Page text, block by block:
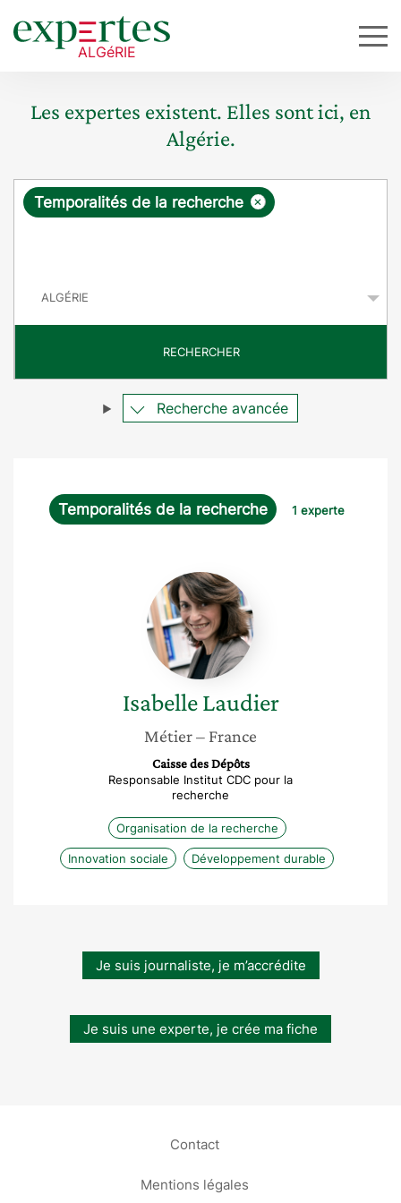
Les expertes existent. Elles sont ici, en
Algérie.
R
ê
e
×
Temporalités de la recherche
RECHERCHER
Recherche avancée
Temporalités de la recherche 1 experte
Isabelle
Laudier
Isabelle Laudier
Métier– France
Caisse des Dépôts
Responsable Institut CDC pour la
recherche
Organisation de la recherche
Innovation sociale Développement durable
Je suis journaliste, je m’accrédite
Je suis une experte, je crée ma fiche
Contact
Mentions légales